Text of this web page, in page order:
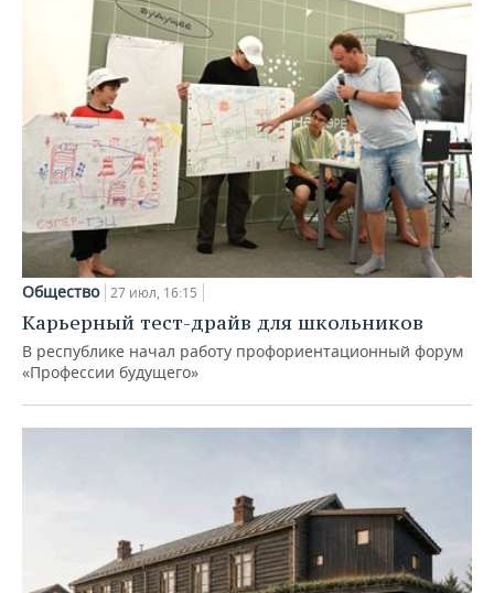
Общество 27 июл, 16:15
Карьерный тест-драйв для школьников
В республике начал работу профориентационный форум
«Профессии будущего»